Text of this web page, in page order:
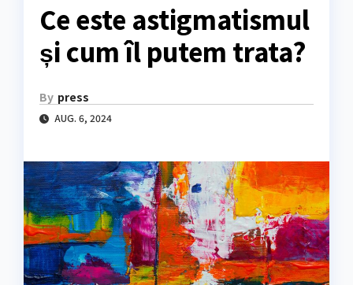
Ce este astigmatismul
și cum îl putem trata?
By press
AUG. 6, 2024